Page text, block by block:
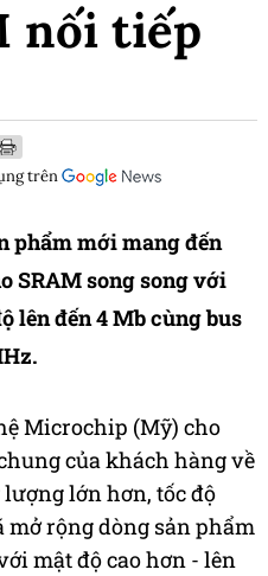
nối tiếp
trên
phẩm mới mang đến
SRAM song song với
lên đến 4 Mb cùng bus
Microchip (Mỹ) cho
của khách hàng về
lớn hơn, tốc độ
rộng dòng sản phẩm
mật độ cao hơn - lên